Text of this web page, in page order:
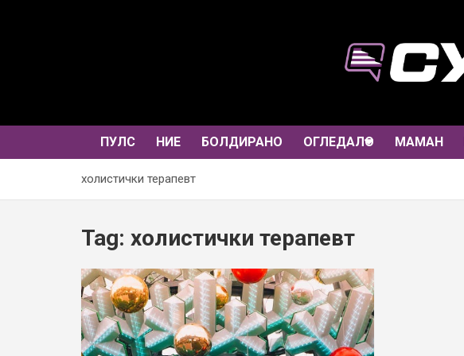
ПУЛС НИЕ БОЛДИРАНО ОГЛЕДАЛО МАМАН
холистички терапевт
Tag: холистички терапевт